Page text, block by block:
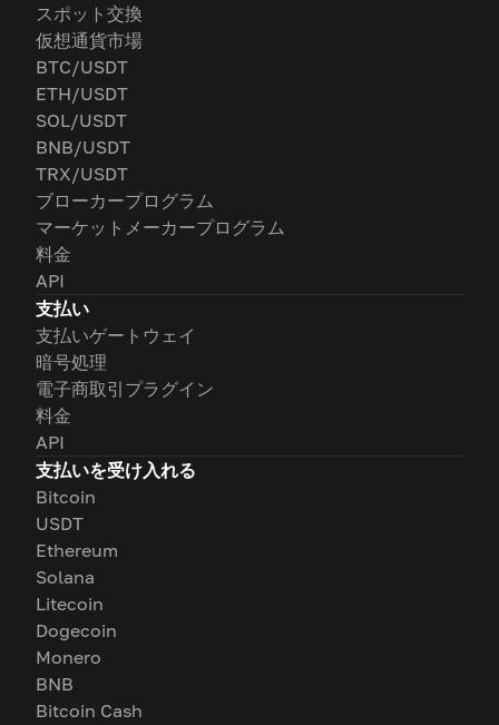
スポット交換
仮想通貨市場
BTC/USDT
ETH/USDT
SOL/USDT
BNB/USDT
TRX/USDT
ブローカープログラム
マーケットメーカープログラム
料金
API
支払い
支払いゲートウェイ
暗号処理
電子商取引プラグイン
料金
API
支払いを受け入れる
Bitcoin
USDT
Ethereum
Solana
Litecoin
Dogecoin
Monero
BNB
Bitcoin Cash